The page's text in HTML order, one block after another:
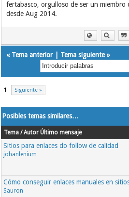
fertabasco, orgulloso de ser un miembro
desde Aug 2014.
« Tema anterior| Tema siguiente»
1 Siguiente »
Posibles temas similares…
Tema / Autor Último mensaje
Sitios para enlaces do follow de calidad
johanlenium
Cómo conseguir enlaces manuales en
Sauron